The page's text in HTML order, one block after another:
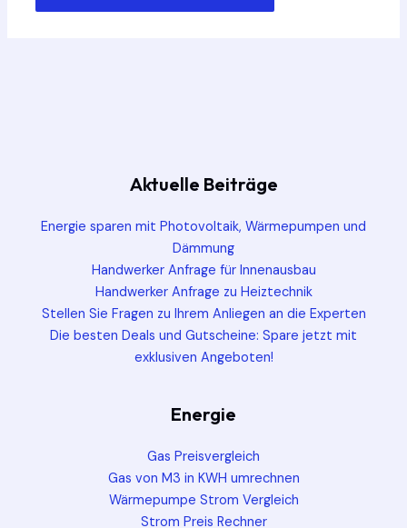
Aktuelle Beiträge
Energie sparen mit Photovoltaik, Wärmepumpen und
Dämmung
Handwerker Anfrage für Innenausbau
Handwerker Anfrage zu Heiztechnik
Stellen Sie Fragen zu Ihrem Anliegen an die Experten
Die besten Deals und Gutscheine: Spare jetzt mit
exklusiven Angeboten!
Energie
Gas Preisvergleich
Gas von M3 in KWH umrechnen
Wärmepumpe Strom Vergleich
Strom Preis Rechner